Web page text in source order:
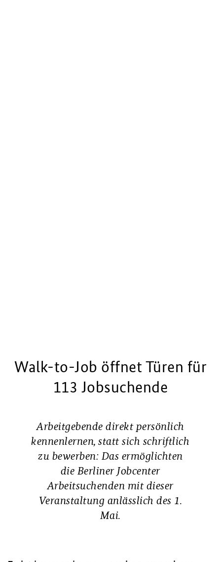
Walk-to-Job öffnet Türen für
113 Jobsuchende
Arbeitgebende direkt persönlich
kennenlernen, statt sich schriftlich
zu bewerben: Das ermöglichten
die Berliner Jobcenter
Arbeitsuchenden mit dieser
Veranstaltung anlässlich des 1.
Mai.